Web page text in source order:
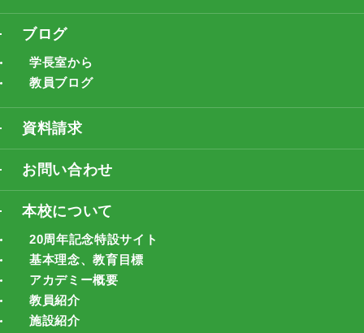
ブログ
学長室から
教員ブログ
資料請求
お問い合わせ
本校について
20周年記念特設サイト
基本理念、教育目標
アカデミー概要
教員紹介
施設紹介